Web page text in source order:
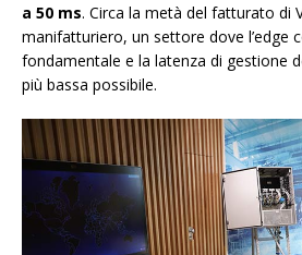
a 50 ms. Circa la metà del fatturato di
manifatturiero, un settore dove l’edge
fondamentale e la latenza di gestione
più bassa possibile.